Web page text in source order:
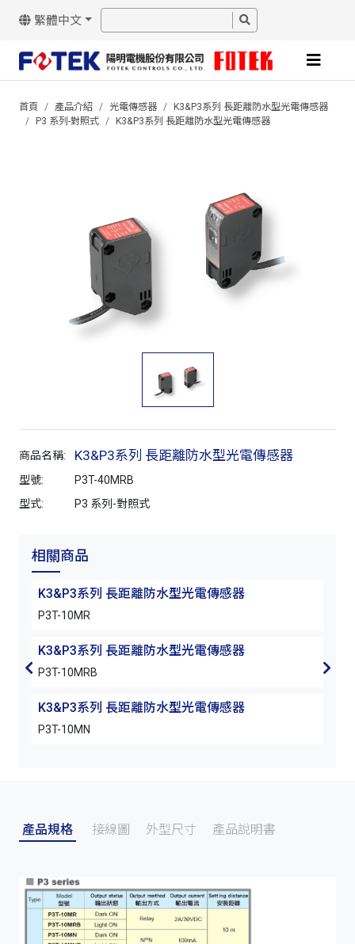
繁體中文
首頁 產品介紹 光電傳感器
K3&P3系列 長距離防水型光電傳感器
P3 系列-對照式
K3&P3系列 長距離防水型光電傳感器
商品名稱: K3&P3系列 長距離防水型光電傳感器
型號:
P3T-40MRB
型式:
P3 系列-對照式
相關商品
K3&P3系列 長距離防水型光電傳感器
P3T-10MR
K3&P3系列 長距離防水型光電傳感器
P3T-10MRB
K3&P3系列 長距離防水型光電傳感器
P3T-10MN
產品規格 接線圖 外型尺寸 產品說明書